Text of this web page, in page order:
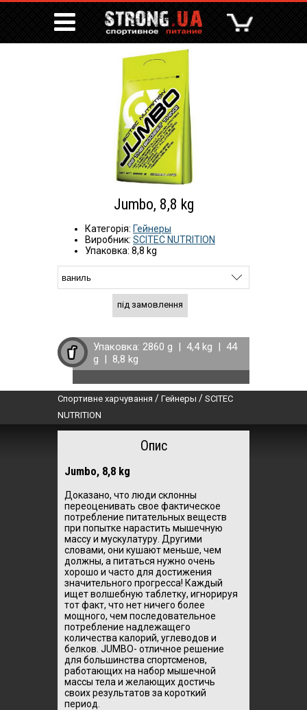
Jumbo, 8,8 kg
Категорія: Гейнеры
Виробник: SCITEC NUTRITION
Упаковка: 8,8 kg
під замовлення
Упаковка: 2860 g | 4,4 kg | 44
g | 8,8 kg
Спортивне харчування / Гейнеры / SCITEC
NUTRITION
Опис
Jumbo, 8,8 kg
Доказано, что люди склонны
переоценивать свое фактическое
потребление питательных веществ
при попытке нарастить мышечную
массу и мускулатуру. Другими
словами, они кушают меньше, чем
должны, а питаться нужно очень
хорошо и часто для достижения
значительного прогресса! Каждый
ищет волшебную таблетку, игнорируя
тот факт, что нет ничего более
мощного, чем последовательное
потребление надлежащего
количества калорий, углеводов и
белков. JUMBO- отличное решение
для большинства спортсменов,
работающих на набор мышечной
массы тела и желающих достичь
своих результатов за короткий
период.